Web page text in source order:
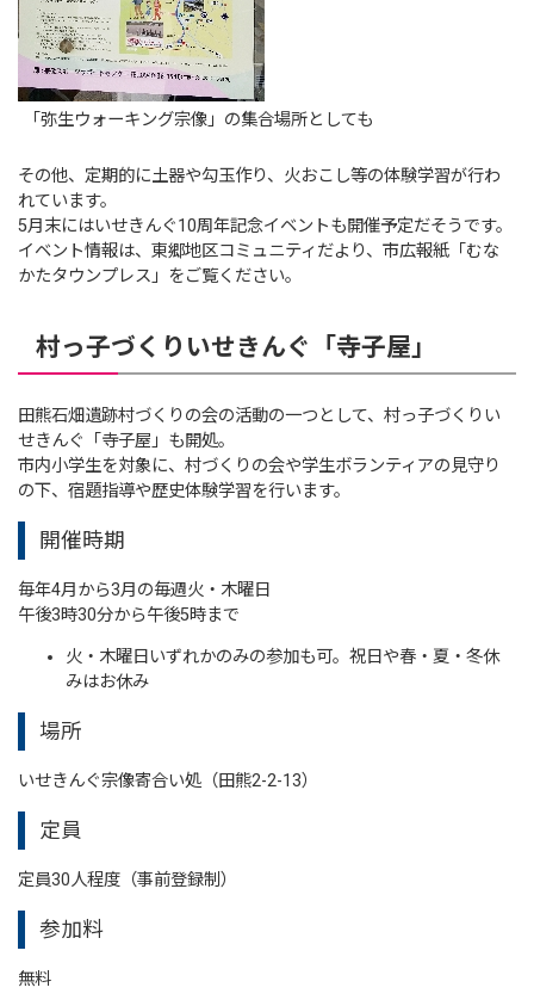
「弥生ウォーキング宗像」の集合場所としても
その他、定期的に土器や勾玉作り、火おこし等の体験学習が行わ
れています。
5月末にはいせきんぐ10周年記念イベントも開催予定だそうです。
イベント情報は、東郷地区コミュニティだより、市広報紙「むな
かたタウンプレス」をご覧ください。
村っ子づくりいせきんぐ「寺子屋」
田熊石畑遺跡村づくりの会の活動の一つとして、村っ子づくりい
せきんぐ「寺子屋」も開処。
市内小学生を対象に、村づくりの会や学生ボランティアの見守り
の下、宿題指導や歴史体験学習を行います。
開催時期
毎年4月から3月の毎週火・木曜日
午後3時30分から午後5時まで
火・木曜日いずれかのみの参加も可。祝日や春・夏・冬休
みはお休み
場所
いせきんぐ宗像寄合い処（田熊2-2-13）
定員
定員30人程度（事前登録制）
参加料
無料